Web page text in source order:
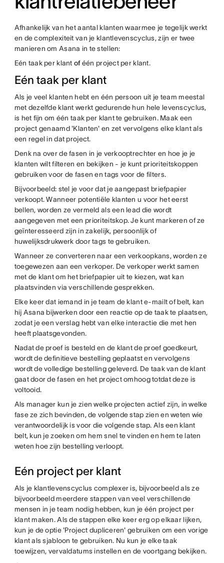
Afhankelijk van het aantal klanten waarmee je tegelijk werkt
en de complexiteit van je klantlevenscyclus, zijn er twee
manieren om Asana in te stellen:
Eén taak per klant oféén project per klant.
Eén taak per klant
Als je veel klanten hebt en één persoon uit je team meestal
met dezelfde klant werkt gedurende hun hele levenscyclus,
is het fijn om één taak per klant te gebruiken. Maak een
project genaamd 'Klanten' en zet vervolgens elke klant als
een regel in dat project.
Denk na over de fasen in je verkooptrechter en hoe je je
klanten wilt filteren en bekijken - je kunt prioriteitskoppen
gebruiken voor de fasen en tags voor de filters.
Bijvoorbeeld: stel je voor dat je aangepast briefpapier
verkoopt. Wanneer potentiële klanten u voor het eerst
bellen, worden ze vermeld als een lead die wordt
aangegeven met een prioriteitskop. Je kunt markeren of ze
geïnteresseerd zijn in zakelijk, persoonlijk of
huwelijksdrukwerk door tags te gebruiken.
Wanneer ze converteren naar een verkoopkans, worden ze
toegewezen aan een verkoper. De verkoper werkt samen
met de klant om het briefpapier uit te kiezen, wat kan
plaatsvinden via verschillende gesprekken.
Elke keer dat iemand in je team de klant e-mailt of belt, kan
hij Asana bijwerken door een reactie op de taak te plaatsen,
zodat je een verslag hebt van elke interactie die met hen
heeft plaatsgevonden.
Nadat de proef is besteld en de klant de proef goedkeurt,
wordt de definitieve bestelling geplaatst en vervolgens
wordt de volledige bestelling geleverd. De taak van de klant
gaat door de fasen en het project omhoog totdat deze is
voltooid.
Als manager kun je zien welke projecten actief zijn, in welke
fase ze zich bevinden, de volgende stap zien en weten wie
verantwoordelijk is voor die volgende stap. Als een klant
belt, kun je zoeken om hem snel te vinden en hem te laten
weten hoe zijn bestelling verloopt.
Eén project per klant
Als je klantlevenscyclus complexer is, bijvoorbeeld als ze
bijvoorbeeld meerdere stappen van veel verschillende
mensen in je team nodig hebben, kun je één project per
klant maken. Als de stappen elke keer erg op elkaar lijken,
kun je de optie 'Project dupliceren' gebruiken om een vorige
klant als sjabloon te gebruiken. Nu kun je elke taak
toewijzen, vervaldatums instellen en de voortgang bekijken.